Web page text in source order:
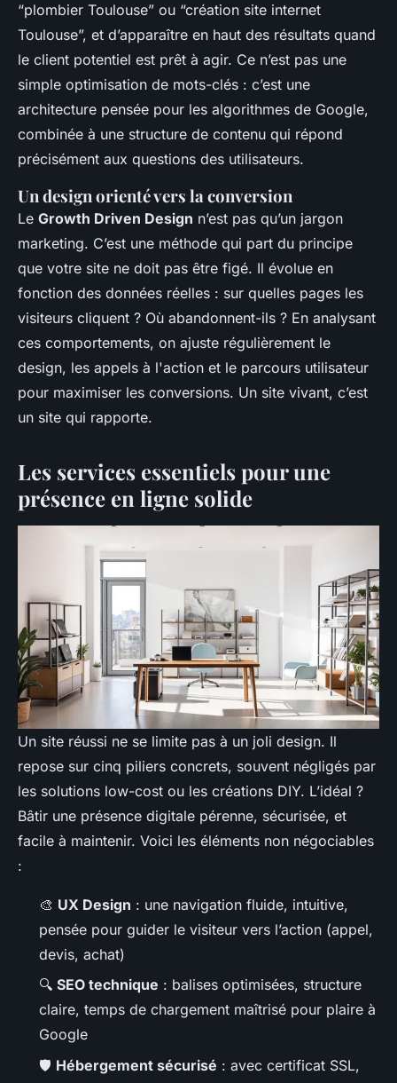
“plombier Toulouse” ou “création site internet
Toulouse”, et d’apparaître en haut des résultats quand
le client potentiel est prêt à agir. Ce n’est pas une
simple optimisation de mots-clés : c’est une
architecture pensée pour les algorithmes de Google,
combinée à une structure de contenu qui répond
précisément aux questions des utilisateurs.
Un design orienté vers la conversion
Le Growth Driven Design n’est pas qu’un jargon
marketing. C’est une méthode qui part du principe
que votre site ne doit pas être figé. Il évolue en
fonction des données réelles : sur quelles pages les
visiteurs cliquent ? Où abandonnent-ils ? En analysant
ces comportements, on ajuste régulièrement le
design, les appels à l'action et le parcours utilisateur
pour maximiser les conversions. Un site vivant, c’est
un site qui rapporte.
Les services essentiels pour une
présence en ligne solide
Un site réussi ne se limite pas à un joli design. Il
repose sur cinq piliers concrets, souvent négligés par
les solutions low-cost ou les créations DIY. L’idéal ?
Bâtir une présence digitale pérenne, sécurisée, et
facile à maintenir. Voici les éléments non négociables
:
🎨 UX Design : une navigation fluide, intuitive,
pensée pour guider le visiteur vers l’action (appel,
devis, achat)
🔍 SEO technique : balises optimisées, structure
claire, temps de chargement maîtrisé pour plaire à
Google
🛡️ Hébergement sécurisé : avec certificat SSL,